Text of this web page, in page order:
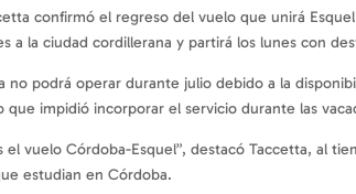
confirmó el regreso del vuelo que unirá
a la ciudad cordillerana y partirá los lunes con
podrá operar durante julio debido a la
que impidió incorporar el servicio durante las
el vuelo Córdoba-Esquel”, destacó Taccetta, al
estudian en Córdoba.